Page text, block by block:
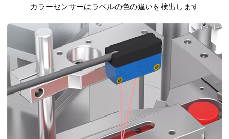
カラーセンサーはラベルの色の違いを検出します